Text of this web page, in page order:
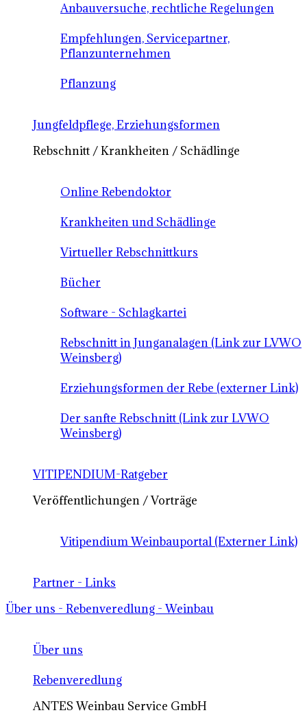
Anbauversuche, rechtliche Regelungen
Empfehlungen, Servicepartner,
Pflanzunternehmen
Pflanzung
Jungfeldpflege, Erziehungsformen
Rebschnitt / Krankheiten / Schädlinge
Online Rebendoktor
Krankheiten und Schädlinge
Virtueller Rebschnittkurs
Bücher
Software - Schlagkartei
Rebschnitt in Junganalagen (Link zur LVWO
Weinsberg)
Erziehungsformen der Rebe (externer Link)
Der sanfte Rebschnitt (Link zur LVWO
Weinsberg)
VITIPENDIUM-Ratgeber
Veröffentlichungen / Vorträge
Vitipendium Weinbauportal (Externer Link)
Partner - Links
Über uns - Rebenveredlung - Weinbau
Über uns
Rebenveredlung
ANTES Weinbau Service GmbH